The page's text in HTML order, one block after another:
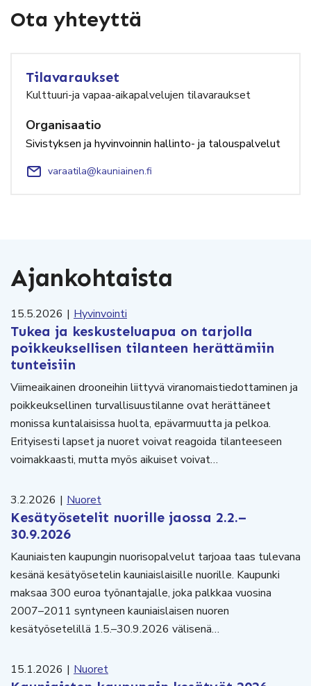
Ota yhteyttä
Tilavaraukset
Kulttuuri-ja vapaa-aikapalvelujen tilavaraukset
Organisaatio
Sivistyksen ja hyvinvoinnin hallinto- ja talouspalvelut
varaatila@kauniainen.fi
Ajankohtaista
15.5.2026 | Hyvinvointi
Tukea ja keskusteluapua on tarjolla
poikkeuksellisen tilanteen herättämiin
tunteisiin
Viimeaikainen drooneihin liittyvä viranomaistiedottaminen ja
poikkeuksellinen turvallisuustilanne ovat herättäneet
monissa kuntalaisissa huolta, epävarmuutta ja pelkoa.
Erityisesti lapset ja nuoret voivat reagoida tilanteeseen
voimakkaasti, mutta myös aikuiset voivat…
3.2.2026 | Nuoret
Kesätyösetelit nuorille jaossa 2.2.–
30.9.2026
Kauniaisten kaupungin nuorisopalvelut tarjoaa taas tulevana
kesänä kesätyösetelin kauniaislaisille nuorille. Kaupunki
maksaa 300 euroa työnantajalle, joka palkkaa vuosina
2007–2011 syntyneen kauniaislaisen nuoren
kesätyösetelillä 1.5.–30.9.2026 välisenä…
15.1.2026 | Nuoret